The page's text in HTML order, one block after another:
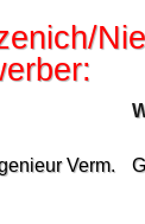
Verm.